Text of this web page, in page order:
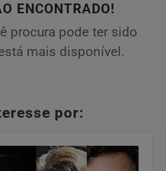
ENCONTRADO!
procura pode ter sido
mais disponível.
por: